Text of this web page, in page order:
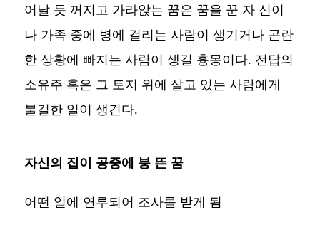
어날 듯 꺼지고 가라앉는 꿈은 꿈을 꾼 자 신이
나 가족 중에 병에 걸리는 사람이 생기거나 곤란
한 상황에 빠지는 사람이 생길 흉몽이다. 전답의
소유주 혹은 그 토지 위에 살고 있는 사람에게
불길한 일이 생긴다.
자신의 집이 공중에 붕 뜬 꿈
어떤 일에 연루되어 조사를 받게 됨